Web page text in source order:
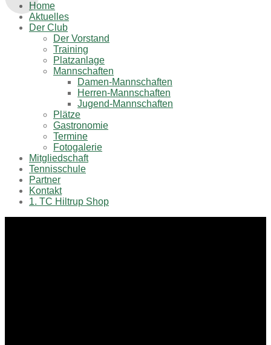
Home
Aktuelles
Der Club
Der Vorstand
Training
Platzanlage
Mannschaften
Damen-Mannschaften
Herren-Mannschaften
Jugend-Mannschaften
Plätze
Gastronomie
Termine
Fotogalerie
Mitgliedschaft
Tennisschule
Partner
Kontakt
1. TC Hiltrup Shop